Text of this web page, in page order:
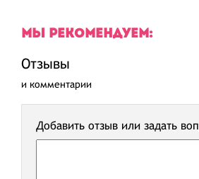
МЫ РЕКОМЕНДУЕМ:
Отзывы
и комментарии
Добавить отзыв или задать